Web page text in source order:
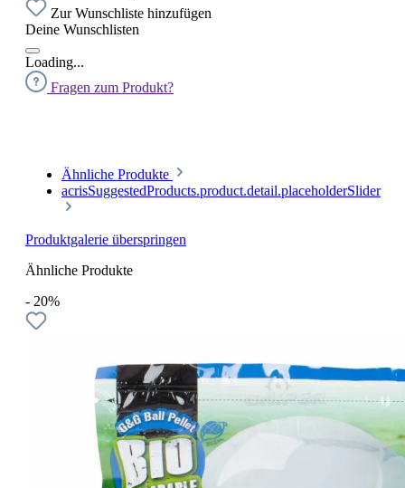
Zur Wunschliste hinzufügen
Deine Wunschlisten
Loading...
Fragen zum Produkt?
Ähnliche Produkte
acrisSuggestedProducts.product.detail.placeholderSlider
Produktgalerie überspringen
Ähnliche Produkte
- 20%